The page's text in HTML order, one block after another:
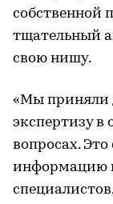
собственной
тщательный
свою нишу.
«Мы приняли
экспертизу в
вопросах.
информацию